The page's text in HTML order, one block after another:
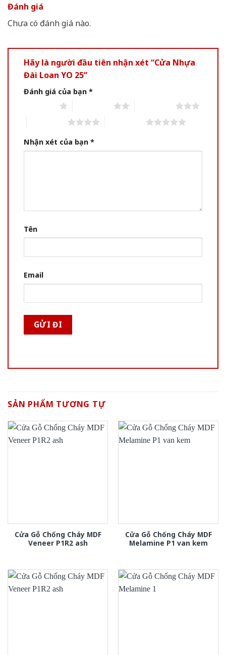
Đánh giá
Chưa có đánh giá nào.
Hãy là người đầu tiên nhận xét “Cửa Nhựa
Đài Loan YO 25”
Đánh giá của bạn *
Nhận xét của bạn *
Tên
Email
SẢN PHẨM TƯƠNG TỰ
Cửa Gỗ Chống Cháy MDF
Veneer P1R2 ash
Cửa Gỗ Chống Cháy MDF
Melamine P1 van kem